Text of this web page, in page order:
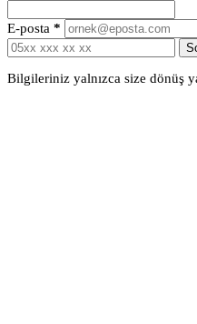
E-posta *
Bilgileriniz yalnızca size dönüş